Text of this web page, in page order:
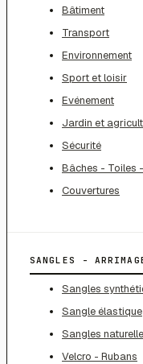
Bâtiment
Transport
Environnement
Sport et loisir
Evénement
Jardin et
Sécurité
Bâches - Toiles
Couvertures
SANGLES -
Sangles
Sangle élastique
Sangles
Velcro - Rubans